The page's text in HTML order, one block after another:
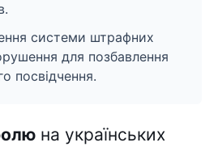
системи штрафних
для позбавлення
посвідчення.
на українських